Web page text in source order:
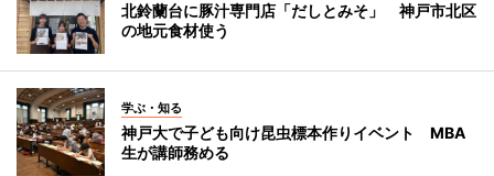
北鈴蘭台に豚汁専門店「だしとみそ」 神戸市北区
の地元食材使う
学ぶ・知る
神戸大で子ども向け昆虫標本作りイベント MBA
生が講師務める